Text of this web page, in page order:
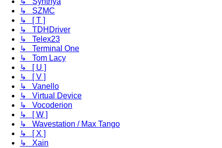
↳ SZMC
↳ [ T ]
↳ TDHDriver
↳ Telex23
↳ Terminal One
↳ Tom Lacy
↳ [ U ]
↳ [ V ]
↳ Vanello
↳ Virtual Device
↳ Vocoderion
↳ [ W ]
↳ Wavestation / Max Tango
↳ [ X ]
↳ Xain